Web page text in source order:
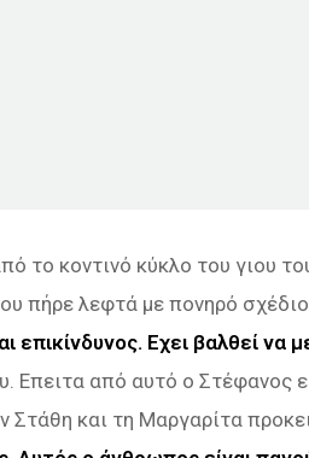
το κοντινό κύκλο του γιου
πήρε λεφτά με πονηρό
Εχει βαλθεί να
Επειτα από αυτό ο Στέφανος
Στάθη και τη Μαργαρίτα